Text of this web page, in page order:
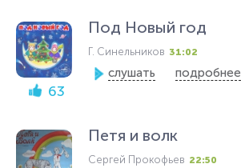
63
Под Новый год
Г. Синельников 31:02
слушать подробнее
Петя и волк
Сергей Прокофьев 22:50